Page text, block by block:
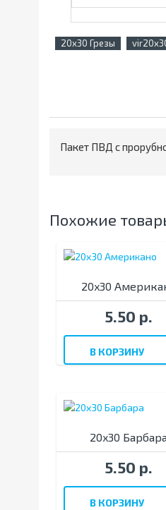
20x30 Грезы
Пакет ПВД с
Похожие
20x30
5.50 р.
В КОРЗИНУ
20x30 Барбара
5.50 р.
В КОРЗИНУ